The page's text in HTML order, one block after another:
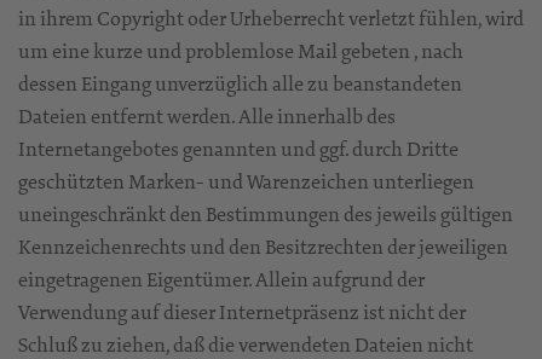
in ihrem Copyright oder Urheberrecht verletzt fühlen, wird
um eine kurze und problemlose Mail gebeten , nach
dessen Eingang unverzüglich alle zu beanstandeten
Dateien entfernt werden. Alle innerhalb des
Internetangebotes genannten und ggf. durch Dritte
geschützten Marken- und Warenzeichen unterliegen
uneingeschränkt den Bestimmungen des jeweils gültigen
Kennzeichenrechts und den Besitzrechten der jeweiligen
eingetragenen Eigentümer. Allein aufgrund der
Verwendung auf dieser Internetpräsenz ist nicht der
Schluß zu ziehen, daß die verwendeten Dateien nicht